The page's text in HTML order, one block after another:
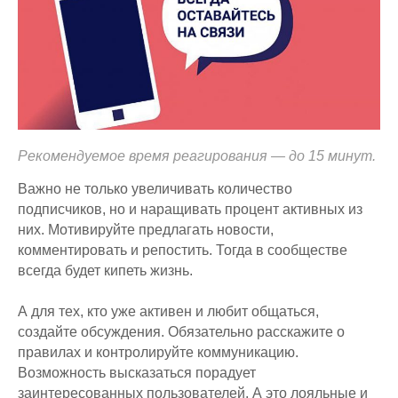
Рекомендуемое время реагирования — до 15 минут.
Важно не только увеличивать количество
подписчиков, но и наращивать процент активных из
них. Мотивируйте предлагать новости,
комментировать и репостить. Тогда в сообществе
всегда будет кипеть жизнь.
А для тех, кто уже активен и любит общаться,
создайте обсуждения. Обязательно расскажите о
правилах и контролируйте коммуникацию.
Возможность высказаться порадует
заинтересованных пользователей. А это лояльные и